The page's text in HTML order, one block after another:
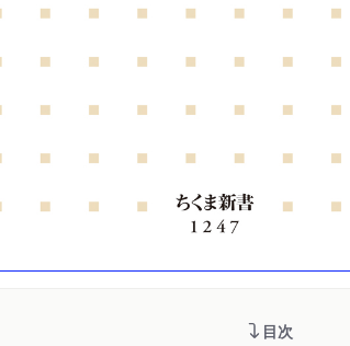
目次